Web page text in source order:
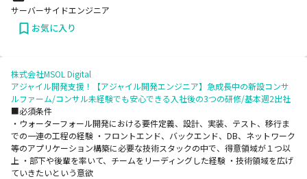
サーバーサイドエンジニア
お気に入り
株式会社MSOL Digital
アジャイル開発支援！【アジャイル開発エンジニア】急成長中の新設コンサ
ルファーム/コンサル未経験でも安心できる入社後の3つの研修/基本週2出社
■必須条件
・ウォーターフォール開発における要件定義、設計、実装、テスト、移行ま
での一連の工程の経験 ・フロントエンド、バックエンド、DB、ネットワーク
等のアプリケーション構築に必要な技術スタックの中で、得意領域が１つ以
上 ・部下や後輩を率いて、チームをリーディングした経験 ・技術領域を広げ
ていきたいという意欲